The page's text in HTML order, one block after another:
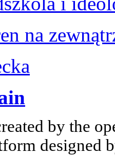
na
by the
designed